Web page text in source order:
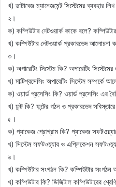
খ) ডাটাবেজ ম্যানেজমেন্ট সিস্টেমের ব্যবহার
২।
ক) কম্পিউটার নেটওয়ার্ক কাকে বলে?
খ) কম্পিউটার নেটওয়ার্ক প্রকারভেদ
৩।
ক) অপারেটিং সিস্টেম কি? অপারেটিং
খ) মাল্টিপ্রসেসিং অপারেটিং সিস্টেম
ক) ওয়ার্ড প্রসেসিং কি? ওয়ার্ড প্রসেসিং এর
খ) ফন্ট কি? ফন্টের গঠন ও প্রকারভেদ
৫।
ক) প্যাকেজ প্রোগ্রাম কি? প্যাকেজ
খ) সিস্টেম সফটওয়্যার ও এপ্লিকেশন
৬।
খ) কম্পিউটার সংগঠন কি? কম্পিউটার
খ) কম্পিউটার কি? ডিজিটাল কম্পিউটারের